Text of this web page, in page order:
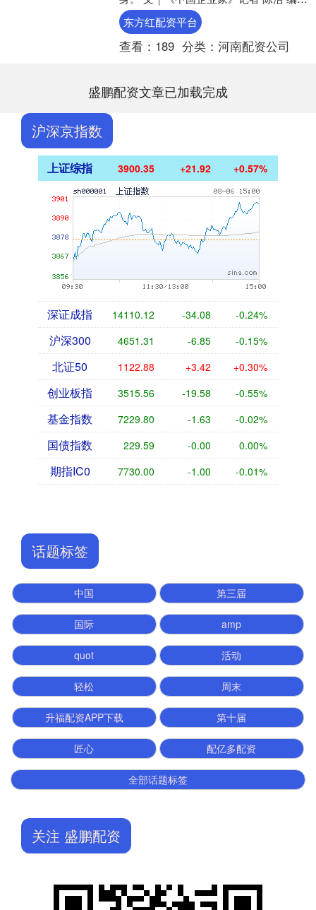
｜马吉英见习编辑｜张昊 图片来源｜中
企图库 1....
东方红配资平台
查看： 189 分类： 河南配资公司
盛鹏配资文章已加载完成
沪深京指数
上证综指 3900.35 +21.92 +0.57%
深证成指 14110.12 -34.08 -0.24%
沪深300 4651.31 -6.85 -0.15%
北证50 1122.88 +3.42 +0.30%
创业板指 3515.56 -19.58 -0.55%
基金指数 7229.80 -1.63 -0.02%
国债指数 229.59 -0.00 0.00%
期指IC0 7730.00 -1.00 -0.01%
话题标签
中国 第三届
国际 amp
quot 活动
轻松 周末
升福配资APP下载 第十届
匠心 配亿多配资
全部话题标签
关注 盛鹏配资